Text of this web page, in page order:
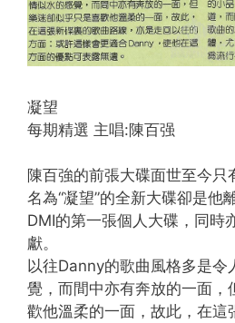
凝望
每期精選 主唱:陳百强
陳百強的前張大碟面世至今只
名為“凝望”的全新大碟卻是他
DMI的第一張個人大碟，同時
獻。
以往Danny的歌曲風格多是令
覺，而間中亦有奔放的一面，
歡他溫柔的一面，故此，在這